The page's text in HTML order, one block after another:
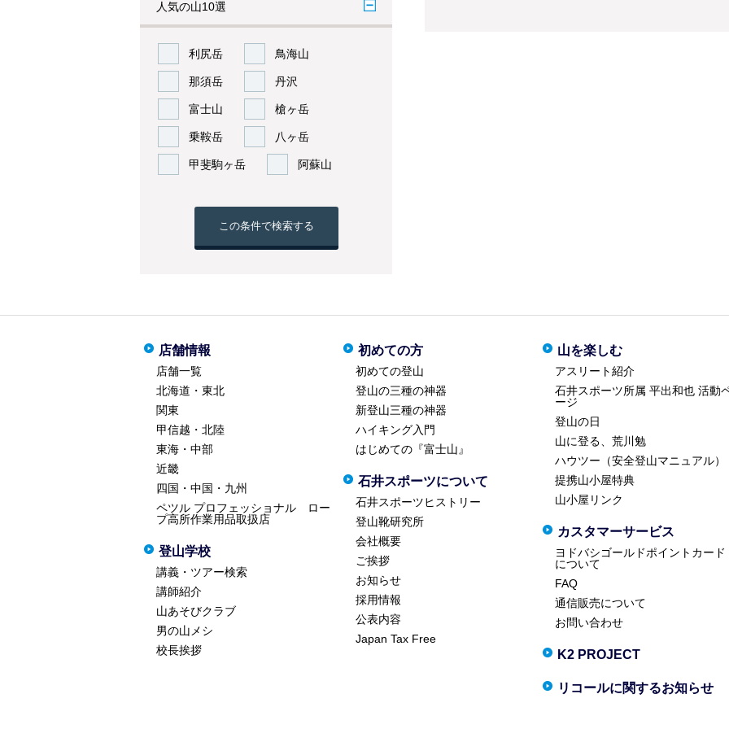
人気の山10選
利尻岳 鳥海山
那須岳 丹沢
富士山 槍ヶ岳
乗鞍岳 八ヶ岳
甲斐駒ヶ岳 阿蘇山
この条件で検索する
店舗情報
店舗一覧
北海道・東北
関東
甲信越・北陸
東海・中部
近畿
四国・中国・九州
ペツル プロフェッショナル ロー
プ高所作業用品取扱店
登山学校
講義・ツアー検索
講師紹介
山あそびクラブ
男の山メシ
校長挨拶
初めての方
初めての登山
登山の三種の神器
新登山三種の神器
ハイキング入門
はじめての『富士山』
石井スポーツについて
石井スポーツヒストリー
登山靴研究所
会社概要
ご挨拶
お知らせ
採用情報
公表内容
Japan Tax Free
山を楽しむ
アスリート紹介
石井スポーツ所属 平出和也 活動
ージ
登山の日
山に登る、荒川勉
ハウツー（安全登山マニュアル）
提携山小屋特典
山小屋リンク
カスタマーサービス
ヨドバシゴールドポイントカード
について
FAQ
通信販売について
お問い合わせ
K2 PROJECT
リコールに関するお知らせ